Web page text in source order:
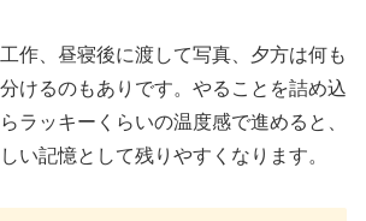
作、昼寝後に渡して写真、夕方は何も
けるのもありです。やることを詰め込
ラッキーくらいの温度感で進めると、
い記憶として残りやすくなります。